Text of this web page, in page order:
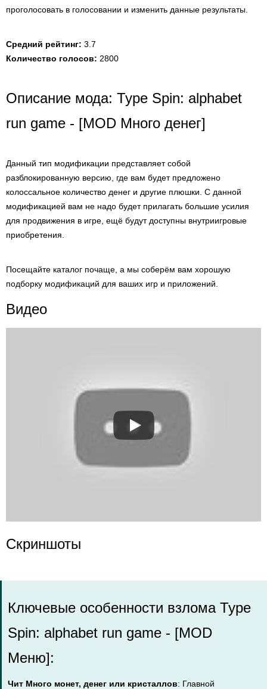
проголосовать в голосовании и изменить данные результаты.
Средний рейтинг: 3.7
Количество голосов: 2800
Описание мода: Type Spin: alphabet
run game - [MOD Много денег]
Данный тип модификации представляет собой
разблокированную версию, где вам будет предложено
колоссальное количество денег и другие плюшки. С данной
модификацией вам не надо будет прилагать большие усилия
для продвижения в игре, ещё будут доступны внутриигровые
приобретения.
Посещайте каталог почаще, а мы соберём вам хорошую
подборку модификаций для ваших игр и приложений.
Видео
Скриншоты
Ключевые особенности взлома Type
Spin: alphabet run game - [MOD
Меню]:
Чит Много монет, денег или кристаллов: Главной